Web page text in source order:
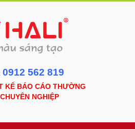
0912 562 819
KẾ BÁO CÁO THƯỜNG
NGHIỆP